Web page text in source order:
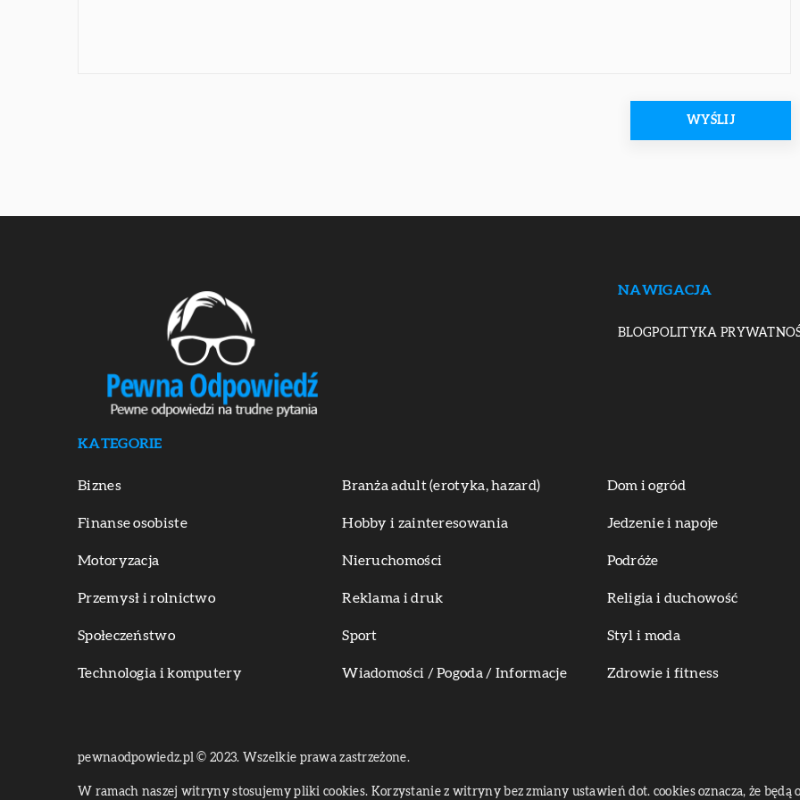
NAWIGACJA
BLOGPOLITYKA
KATEGORIE
Biznes Branża adult (erotyka, hazard) Dom i ogród
Finanse osobiste Hobby i zainteresowania Jedzenie i napoje
Motoryzacja Nieruchomości Podróże
Przemysł i rolnictwo Reklama i druk Religia i duchowość
Społeczeństwo Sport Styl i moda
Technologia i komputery Wiadomości / Pogoda / Informacje Zdrowie i fitness
pewnaodpowiedz.pl © 2023. Wszelkie prawa zastrzeżone.
W ramach naszej witryny stosujemy pliki cookies. Korzystanie z witryny bez zmiany ustawień dot. cookies oznacza, że będą